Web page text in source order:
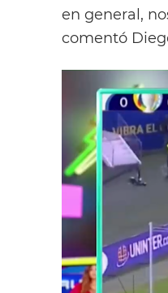
en general,
comentó